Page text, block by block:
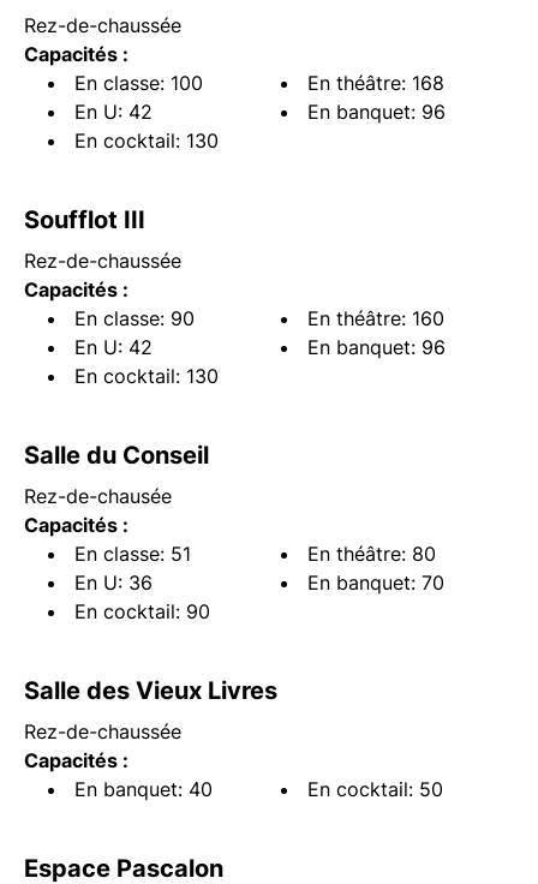
Rez-de-chaussée
Capacités :
En classe: 100
En théâtre: 168
En U: 42
En banquet: 96
En cocktail: 130
Soufflot III
Rez-de-chaussée
Capacités :
En classe: 90
En théâtre: 160
En U: 42
En banquet: 96
En cocktail: 130
Salle du Conseil
Rez-de-chausée
Capacités :
En classe: 51
En théâtre: 80
En U: 36
En banquet: 70
En cocktail: 90
Salle des Vieux Livres
Rez-de-chaussée
Capacités :
En banquet: 40
En cocktail: 50
Espace Pascalon